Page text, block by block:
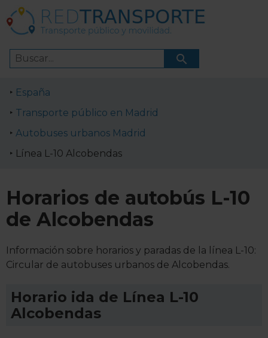
España
Transporte público en Madrid
Autobuses urbanos Madrid
Línea L-10 Alcobendas
Horarios de autobús L-10
de Alcobendas
Información sobre horarios y paradas de la línea L-10:
Circular de autobuses urbanos de Alcobendas.
Horario ida de Línea L-10
Alcobendas